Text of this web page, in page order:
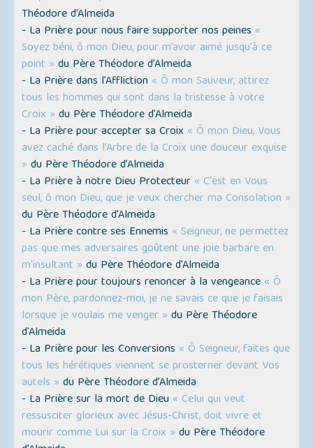
Théodore d’Almeida
- La Prière pour nous faire supporter nos peines «
Soyez béni, ô mon Dieu, pour m’avoir aimé jusqu'à ce
point » du Père Théodore d’Almeida
- La Prière dans l’Affliction « Ô mon Sauveur, attirez
tous les hommes qui sont dans la tristesse à votre
Croix » du Père Théodore d’Almeida
- La Prière pour accepter sa Croix « Ô mon Dieu, Vous
avez caché dans l’Arbre de la Croix une douceur exquise
» du Père Théodore d’Almeida
- La Prière à notre Dieu Protecteur « C'est en Vous
seul, ô mon Dieu, que je veux chercher ma Consolation »
du Père Théodore d’Almeida
- La Prière contre ses Ennemis « Seigneur, ne permettez
pas que mes adversaires goûtent une joie barbare en
m'insultant » du Père Théodore d’Almeida
- La Prière pour toujours renoncer à la vengeance « Ô
mon Père, pardonnez-moi, je ne savais ce que je faisais
lorsque je voulais me venger » du Père Théodore
d’Almeida
- La Prière pour les Conversions « Ô Seigneur, faites que
tous les hérétiques viennent se prosterner devant Vos
autels » du Père Théodore d’Almeida
- La Prière sur la mort de Dieu « Celui qui veut
ressusciter glorieux avec Jésus-Christ, doit vivre et
mourir comme Lui sur la Croix » du Père Théodore